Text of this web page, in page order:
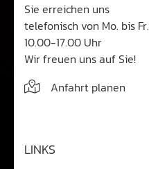
Sie erreichen uns
telefonisch von Mo. bis Fr.
10.00-17.00 Uhr
Wir freuen uns auf Sie!
Anfahrt planen
LINKS